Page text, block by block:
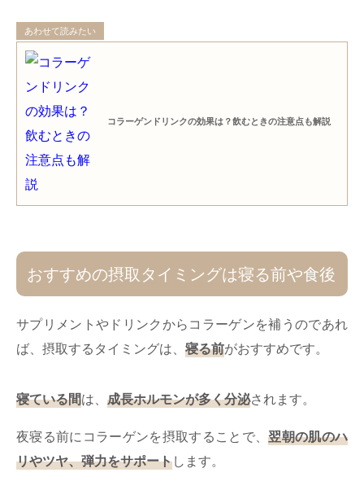
あわせて読みたい
コラーゲンドリンクの効果は？飲むときの注意点も解説
おすすめの摂取タイミングは寝る前や食後
サプリメントやドリンクからコラーゲンを補うのであれ
ば、摂取するタイミングは、 寝る前がおすすめです。
寝ている間は、 成長ホルモンが多く分泌されます。
夜寝る前にコラーゲンを摂取することで、翌朝の肌のハ
リやツヤ、弾力をサポートします。